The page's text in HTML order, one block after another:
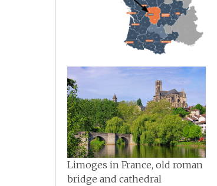
Limoges in France, old roman
bridge and cathedral